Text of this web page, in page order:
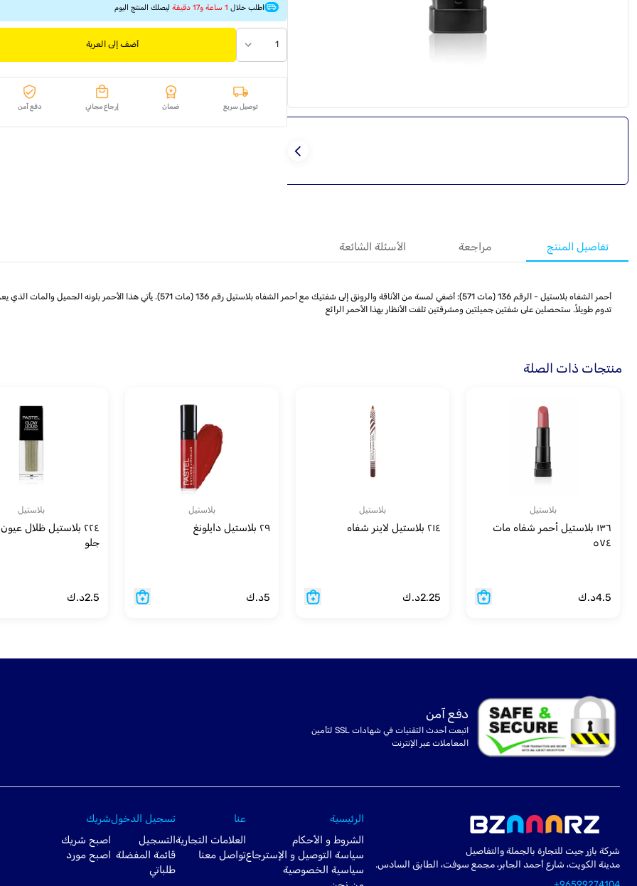
اطلب خلال 1 ساعة و17 دقيقة ليصلك المنتج اليوم
1 أضف إلى العربة
توصيل سريع ضمان إرجاع مجاني دفع آمن
تفاصيل المنتج مراجعة الأسئلة الشائعة
أحمر الشفاه بلاستيل - الرقم 136 (مات 571): أضفي لمسة من الأناقة والرونق إلى شفتيك مع
تدوم طويلاً. ستحصلين على شفتين جميلتين ومشرقتين تلفت الأنظار بهذا الأحمر الرائع
منتجات ذات الصلة
بلاستيل
١٣٦ بلاستيل أحمر شفاه مات
٥٧٤
4.5د.ك
بلاستيل
٢١٤ بلاستيل لاينر شفاه
2.25د.ك
بلاستيل
٢٩ بلاستيل دايلونغ
5د.ك
بلاستيل
٢٢٤ بلاستيل ظلال
جلو
2.5د.ك
دفع آمن
اتبعت أحدث التقنيات في شهادات SSL لتأمين
المعاملات عبر الإنترنت
شركة بازر جيت للتجارة بالجملة والتفاصيل
مدينة الكويت، شارع أحمد الجابر، مجمع سوفت، الطابق السادس.
الرئيسية
الشروط و الأحكام
سياسة التوصيل و الإسترجاع
سياسية الخصوصية
عنا
العلامات التجارية
تواصل معنا
تسجيل الدخول
التسجيل
قائمة المفضلة
طلباتي
شريك
اصبح شريك
اصبح مورد